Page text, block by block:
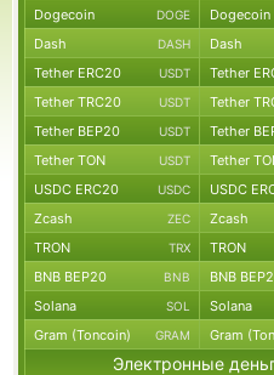
Dogecoin DOGE Dogecoin
Dash DASH Dash
Tether ERC20 USDT Tether
Tether TRC20 USDT Tether
Tether BEP20 USDT Tether
Tether TON USDT Tether
USDC ERC20 USDC USDC
Zcash ZEC Zcash
TRON TRX TRON
BNB BEP20 BNB BNB
Solana SOL Solana
Gram (Toncoin) GRAM Gram
Электронные